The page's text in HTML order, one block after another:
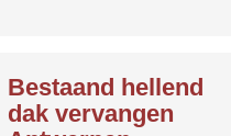
Bestaand hellend
dak vervangen